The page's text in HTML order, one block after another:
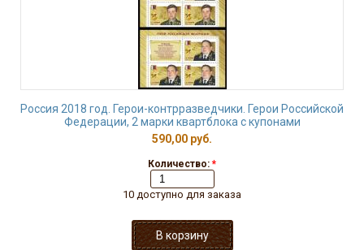
Россия 2018 год. Герои-контрразведчики. Герои Российской
Федерации, 2 марки квартблока с купонами
590,00 руб.
Количество: *
10 доступно для заказа